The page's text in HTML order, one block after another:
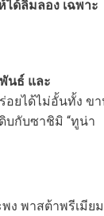
ด้ลิ้มลอง เฉพาะ
นธ์ และ
ยได้ไม่อั้นทั้ง ข
บกับซาชิมิ “ทูน่า
ง พาสต้าพรีเมียม